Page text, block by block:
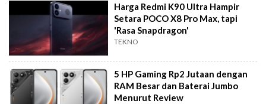
Harga Redmi K90 Ultra Hampir
Setara POCO X8 Pro Max, tapi
'Rasa Snapdragon'
TEKNO
5 HP Gaming Rp2 Jutaan dengan
RAM Besar dan Baterai Jumbo
Menurut Review